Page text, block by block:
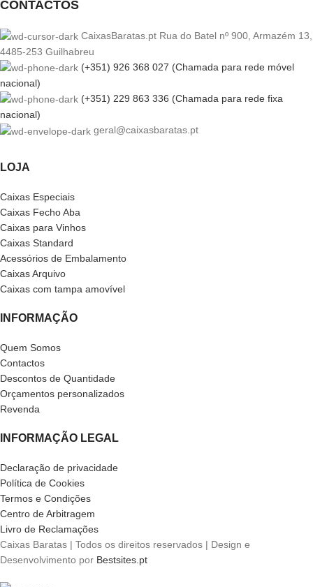
CONTACTOS
CaixasBaratas.pt Rua do Batel nº 900, Armazém 13,
4485-253 Guilhabreu
(+351) 926 368 027 (Chamada para rede móvel
nacional)
(+351) 229 863 336 (Chamada para rede fixa
nacional)
geral@caixasbaratas.pt
LOJA
Caixas Especiais
Caixas Fecho Aba
Caixas para Vinhos
Caixas Standard
Acessórios de Embalamento
Caixas Arquivo
Caixas com tampa amovível
INFORMAÇÃO
Quem Somos
Contactos
Descontos de Quantidade
Orçamentos personalizados
Revenda
INFORMAÇÃO LEGAL
Declaração de privacidade
Política de Cookies
Termos e Condições
Centro de Arbitragem
Livro de Reclamações
Caixas Baratas | Todos os direitos reservados | Design e
Desenvolvimento por Bestsites.pt